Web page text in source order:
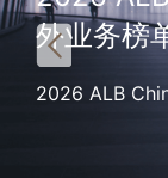
外业务榜
2026 ALB